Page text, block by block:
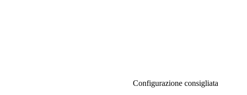
Configurazione consigliata